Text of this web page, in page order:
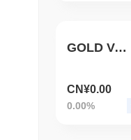
GOLD VALUE COIN
CN¥0.00
0.00%